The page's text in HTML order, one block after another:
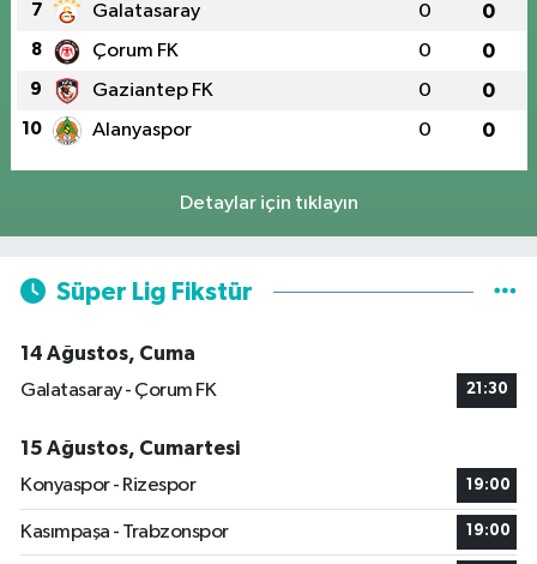
7 Galatasaray 0 0
8 Çorum FK 0 0
9 Gaziantep FK 0 0
10 Alanyaspor 0 0
Detaylar için tıklayın
Süper Lig Fikstür
14 Ağustos, Cuma
Galatasaray - Çorum FK
21:30
15 Ağustos, Cumartesi
Konyaspor - Rizespor
19:00
Kasımpaşa - Trabzonspor 19:00